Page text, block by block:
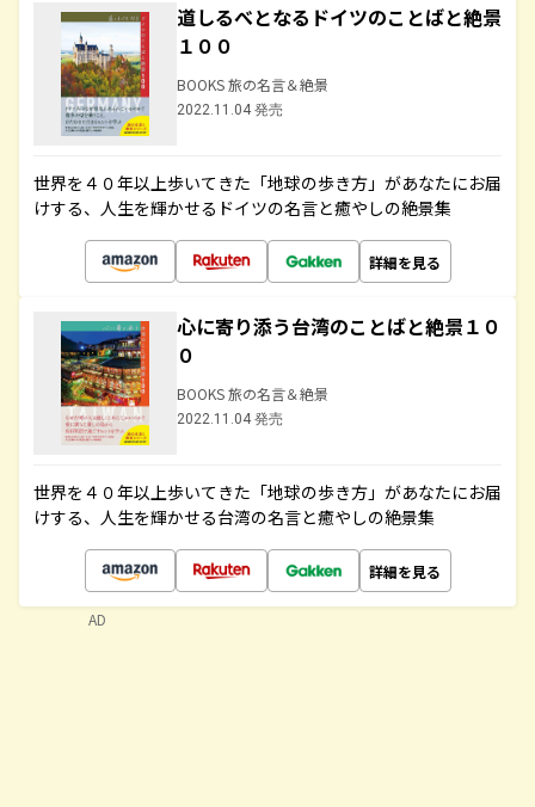
道しるべとなるドイツのことばと絶景
１００
BOOKS 旅の名言＆絶景
2022.11.04 発売
世界を４０年以上歩いてきた「地球の歩き方」があなたにお届
けする、人生を輝かせるドイツの名言と癒やしの絶景集
詳細を見る
心に寄り添う台湾のことばと絶景１０
０
BOOKS 旅の名言＆絶景
2022.11.04 発売
世界を４０年以上歩いてきた「地球の歩き方」があなたにお届
けする、人生を輝かせる台湾の名言と癒やしの絶景集
詳細を見る
AD